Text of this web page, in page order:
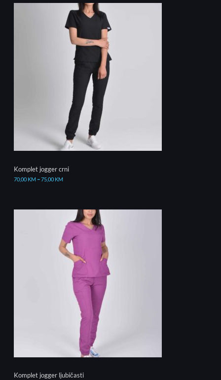
Komplet jogger crni
70,00 KM–75,00 KM
Komplet jogger ljubičasti